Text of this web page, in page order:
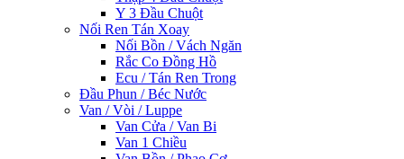
Y 3 Đầu Chuột
Nối Ren Tán Xoay
Nối Bồn / Vách Ngăn
Rắc Co Đồng Hồ
Ecu / Tán Ren Trong
Đầu Phun / Béc Nước
Van / Vòi / Luppe
Van Cửa / Van Bi
Van 1 Chiều